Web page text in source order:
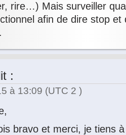
rire…) Mais surveiller
afin de dire stop
:
à 13:09 (UTC 2 )
bravo et merci, je tiens